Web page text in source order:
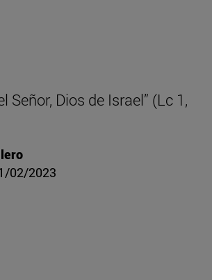
Señor, Dios de Israel” (Lc 1,
02/2023